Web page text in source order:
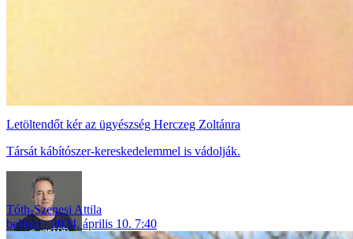
Letöltendőt kér az ügyészség Herczeg Zoltánra
Társát kábítószer-kereskedelemmel is vádolják.
Tóth-Szenesi Attila
belföld
2024. április 10. 7:40